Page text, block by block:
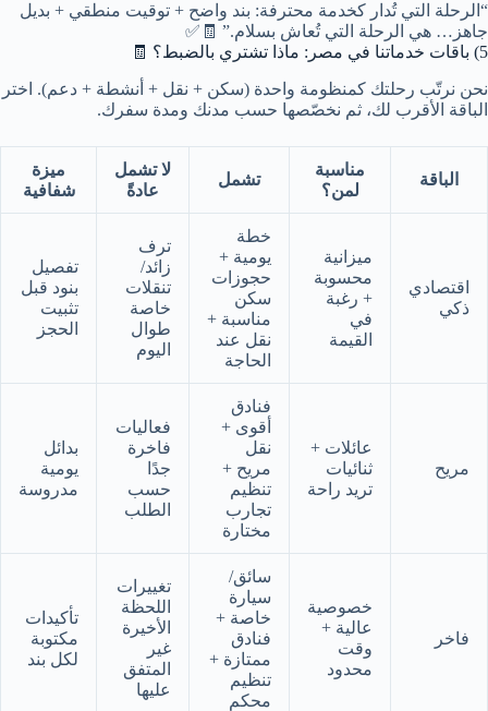
“الرحلة التي تُدار كخدمة محترفة: بند واضح + توقيت منطقي + بديل
جاهز… هي الرحلة التي تُعاش بسلام.” 🧾✅
5) باقات خدماتنا في مصر: ماذا تشتري بالضبط؟ 🧾
نحن نرتّب رحلتك كمنظومة واحدة (سكن + نقل + أنشطة + دعم). اختر
الباقة الأقرب لك، ثم نخصّصها حسب مدنك ومدة سفرك.
الباقة
مناسبة
لمن؟
تشمل
لا تشمل
عادةً
ميزة
شفافية
اقتصادي
ذكي
ميزانية
محسوبة
+ رغبة
في
القيمة
خطة
يومية +
حجوزات
سكن
مناسبة +
نقل عند
الحاجة
ترف
زائد/
تنقلات
خاصة
طوال
اليوم
تفصيل
بنود قبل
تثبيت
الحجز
مريح
عائلات +
ثنائيات
تريد راحة
فنادق
أقوى +
نقل
مريح +
تنظيم
تجارب
مختارة
فعاليات
فاخرة
جدًا
حسب
الطلب
بدائل
يومية
مدروسة
فاخر
خصوصية
عالية +
وقت
محدود
سائق/
سيارة
خاصة +
فنادق
ممتازة +
تنظيم
محكم
تغييرات
اللحظة
الأخيرة
غير
المتفق
عليها
تأكيدات
مكتوبة
لكل بند